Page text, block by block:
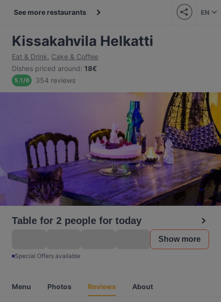
See more restaurants EN
Kissakahvila Helkatti
Eat & Drink, Cake & Coffee
Dishes priced around: 18€
5.1/6 354 reviews
Table for 2 people for today
Show more
Special Offers available
Menu Photos Reviews About